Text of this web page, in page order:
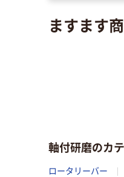
ますます
軸付研磨のカ
ロータリーバー